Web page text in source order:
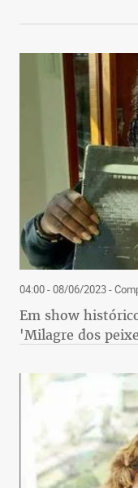
04:00 - 08/06/2023-
Em show
'Milagre dos